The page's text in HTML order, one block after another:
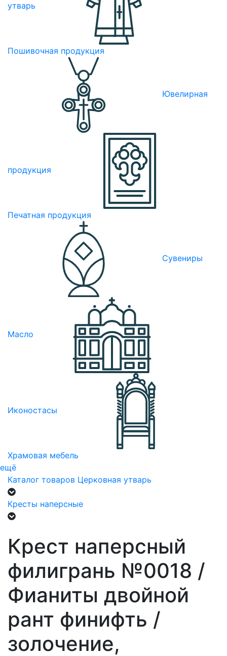
утварь
Пошивочная продукция
Ювелирная
продукция
Печатная продукция
Сувениры
Масло
Иконостасы
Храмовая мебель
ещё
Каталог товаров Церковная утварь
Кресты наперсные
Крест наперсный
филигрань №0018 /
Фианиты двойной
рант финифть /
золочение,